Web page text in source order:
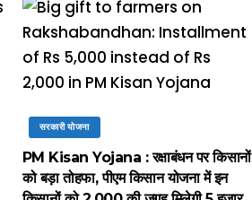
सरकारी योजना
PM Kisan Yojana : रक्षाबंधन पर किसानों
को बड़ा तोहफा, पीएम किसान योजना में इन